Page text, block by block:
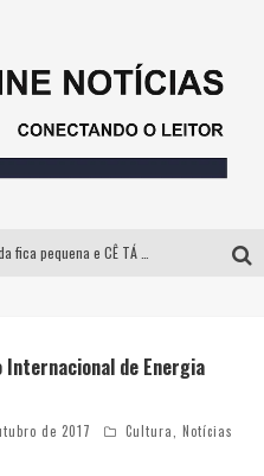
Internacional de Energia
de 2017 Cultura Notícias